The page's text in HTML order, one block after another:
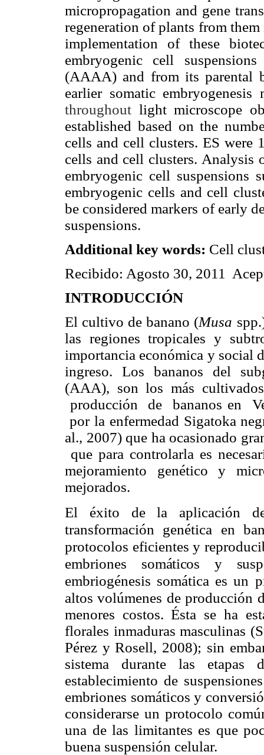
micropropagation and gene
regeneration of plants from
implementation of these
embryogenic cell
(AAAA) and from its parental
earlier somatic embryogenesis
throughout light microscope
established based on the
cells and cell clusters. ES were
cells and cell clusters. Analysis
embryogenic cell suspensions
embryogenic cells and cell
be considered markers of early
suspensions.
Additional key words: Cell
Recibido: Agosto 30, 2011
INTRODUCCIÓN
El cultivo de banano (Musa
las regiones tropicales y
importancia económica y social
ingreso. Los bananos del
(AAA), son los más
producción de bananos en
por la enfermedad Sigatoka
al., 2007) que ha ocasionado
que para controlarla es
mejoramiento genético y
mejorados.
El éxito de la aplicación
transformación genética en
protocolos eficientes y
embriones somáticos y
embriogénesis somática es un
altos volúmenes de producción
menores costos. Ésta se ha
florales inmaduras masculinas
Pérez y Rosell, 2008); sin
sistema durante las etapas
establecimiento de
embriones somáticos y
considerarse un protocolo
una de las limitantes es que
buena suspensión celular.